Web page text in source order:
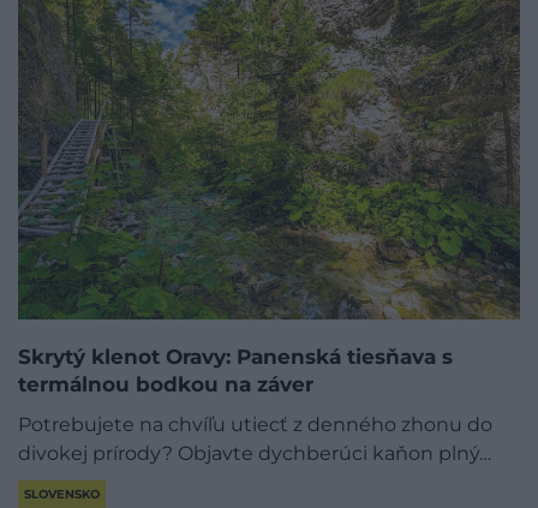
Skrytý klenot Oravy: Panenská tiesňava s
termálnou bodkou na záver
Potrebujete na chvíľu utiecť z denného zhonu do
divokej prírody? Objavte dychberúci kaňon plný…
SLOVENSKO